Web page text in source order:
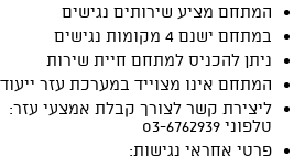
המתחם מציע שירותים נגישים
במתחם ישנם 4 מקומות נגישים
ניתן להכניס למתחם חיית שירות
המתחם אינו מצוייד במערכת עזר
ליצירת קשר לצורך קבלת אמצעי עזר:
טלפוני 03-6762939
פרטי אחראי נגישות: